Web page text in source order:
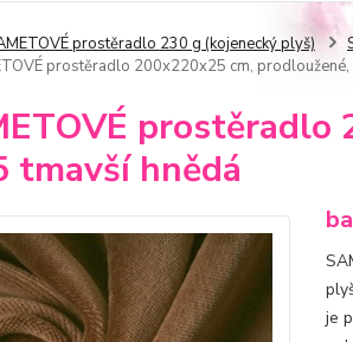
prostěradlo 230 g (kojenecký plyš)
prostěradlo 200x220x25 cm,
tmavší hnědá
je